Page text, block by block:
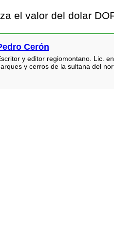
el valor del dolar
Cerón
y editor regiomontano. Lic.
y cerros de la sultana del